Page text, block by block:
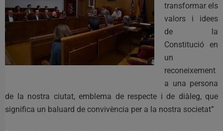
transformar els
valors i idees
de la
Constitució en
un
reconeixement
a una persona
de la nostra ciutat, emblema de respecte i de diàleg, que
significa un baluard de convivència per a la nostra societat”